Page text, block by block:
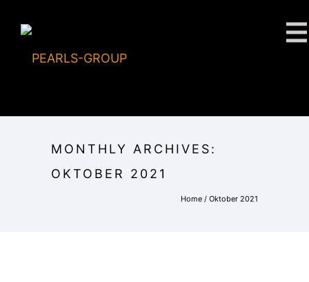
MONTHLY ARCHIVES:
OKTOBER 2021
Home / Oktober 2021